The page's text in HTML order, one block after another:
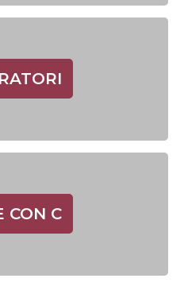
CON C